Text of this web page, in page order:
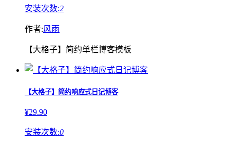
安装次数:2
作者:风雨
【大格子】简约单栏博客模板
【大格子】简约响应式日记博客
¥29.90
安装次数:0